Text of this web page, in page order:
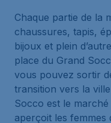
Chaque partie de la
chaussures, tapis,
bijoux et plein
place du Grand
vous pouvez sortir
transition vers la
Socco est le
aperçoit les